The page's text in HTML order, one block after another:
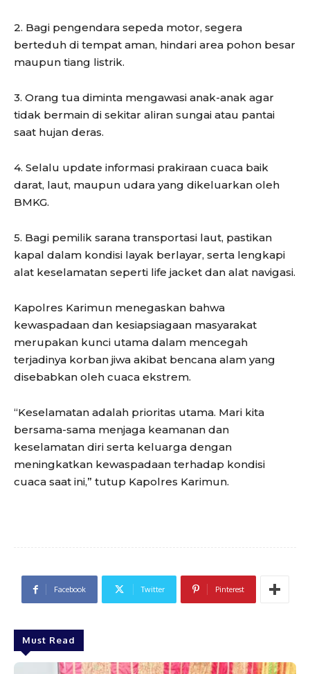
2. Bagi pengendara sepeda motor, segera
berteduh di tempat aman, hindari area pohon besar
maupun tiang listrik.
3. Orang tua diminta mengawasi anak-anak agar
tidak bermain di sekitar aliran sungai atau pantai
saat hujan deras.
4. Selalu update informasi prakiraan cuaca baik
darat, laut, maupun udara yang dikeluarkan oleh
BMKG.
5. Bagi pemilik sarana transportasi laut, pastikan
kapal dalam kondisi layak berlayar, serta lengkapi
alat keselamatan seperti life jacket dan alat navigasi.
Kapolres Karimun menegaskan bahwa
kewaspadaan dan kesiapsiagaan masyarakat
merupakan kunci utama dalam mencegah
terjadinya korban jiwa akibat bencana alam yang
disebabkan oleh cuaca ekstrem.
“Keselamatan adalah prioritas utama. Mari kita
bersama-sama menjaga keamanan dan
keselamatan diri serta keluarga dengan
meningkatkan kewaspadaan terhadap kondisi
cuaca saat ini,” tutup Kapolres Karimun.
Facebook Twitter Pinterest
Must Read